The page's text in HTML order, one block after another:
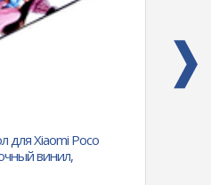
для Xiaomi Poco
винил,
мам